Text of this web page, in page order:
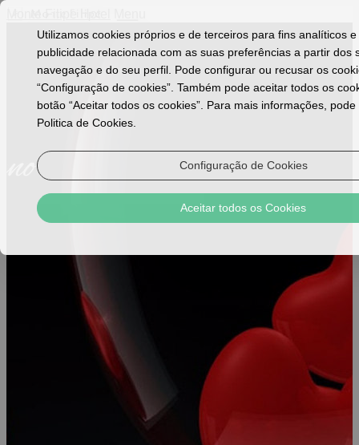
Utilizamos cookies próprios e de terceiros para fins analíticos
publicidade relacionada com as suas preferências a partir dos
navegação e do seu perfil. Pode configurar ou recusar os
“Configuração de cookies”. Também pode aceitar todos os
botão “Aceitar todos os cookies”. Para mais informações,
Politica de Cookies.
Configuração de Cookies
Aceitar todos os Cookies